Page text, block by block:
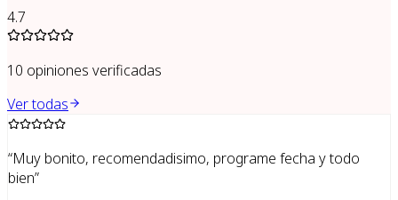
4.7
10 opiniones verificadas
Ver todas
“Muy bonito, recomendadisimo, programe fecha y todo
bien”